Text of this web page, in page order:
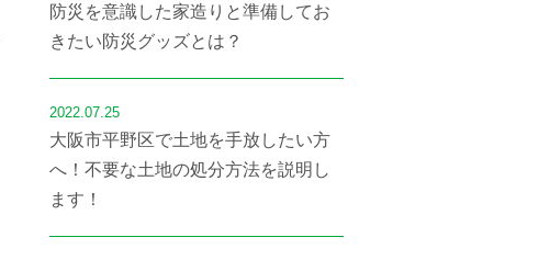
防災を意識した家造りと準備してお
きたい防災グッズとは？
2022.07.25
大阪市平野区で土地を手放したい方
へ！不要な土地の処分方法を説明し
ます！